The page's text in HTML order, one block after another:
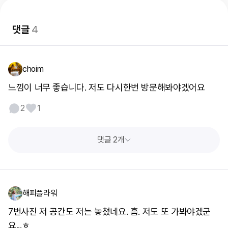
댓글4
choim
느낌이 너무 좋습니다. 저도 다시한번 방문해봐야겠어요
2 1
댓글 2개
해피플라워
7번사진 저 공간도 저는 놓쳤네요. 흠. 저도 또 가봐야겠군
요...ㅎ